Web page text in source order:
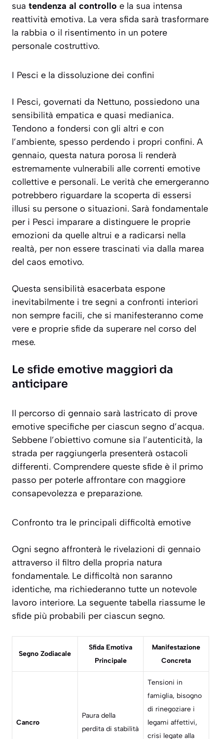
sua tendenza al controllo e la sua intensa
reattività emotiva. La vera sfida sarà trasformare
la rabbia o il risentimento in un potere
personale costruttivo.
I Pesci e la dissoluzione dei confini
I Pesci, governati da Nettuno, possiedono una
sensibilità empatica e quasi medianica.
Tendono a fondersi con gli altri e con
l’ambiente, spesso perdendo i propri confini. A
gennaio, questa natura porosa li renderà
estremamente vulnerabili alle correnti emotive
collettive e personali. Le verità che emergeranno
potrebbero riguardare la scoperta di essersi
illusi su persone o situazioni. Sarà fondamentale
per i Pesci imparare a distinguere le proprie
emozioni da quelle altrui e a radicarsi nella
realtà, per non essere trascinati via dalla marea
del caos emotivo.
Questa sensibilità esacerbata espone
inevitabilmente i tre segni a confronti interiori
non sempre facili, che si manifesteranno come
vere e proprie sfide da superare nel corso del
mese.
Le sfide emotive maggiori da
anticipare
Il percorso di gennaio sarà lastricato di prove
emotive specifiche per ciascun segno d’acqua.
Sebbene l’obiettivo comune sia l’autenticità, la
strada per raggiungerla presenterà ostacoli
differenti. Comprendere queste sfide è il primo
passo per poterle affrontare con maggiore
consapevolezza e preparazione.
Confronto tra le principali difficoltà emotive
Ogni segno affronterà le rivelazioni di gennaio
attraverso il filtro della propria natura
fondamentale. Le difficoltà non saranno
identiche, ma richiederanno tutte un notevole
lavoro interiore. La seguente tabella riassume le
sfide più probabili per ciascun segno.
Segno Zodiacale
Sfida Emotiva
Principale
Manifestazione
Concreta
Cancro
Paura della
perdita di stabilità
Tensioni in
famiglia, bisogno
di rinegoziare i
legami affettivi,
crisi legate alla